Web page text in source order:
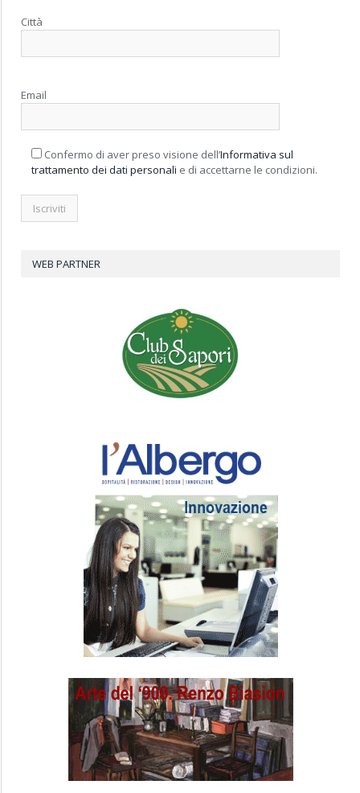
Città
Email
Confermo di aver preso visione dell’Informativa sul
trattamento dei dati personali e di accettarne le condizioni.
WEB PARTNER